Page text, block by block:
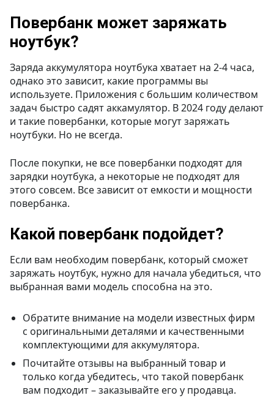
Повербанк может заряжать
ноутбук?
Заряда аккумулятора ноутбука хватает на 2-4 часа,
однако это зависит, какие программы вы
используете. Приложения с большим количеством
задач быстро садят аккамулятор. В 2024 году делают
и такие повербанки, которые могут заряжать
ноутбуки. Но не всегда.
После покупки, не все повербанки подходят для
зарядки ноутбука, а некоторые не подходят для
этого совсем. Все зависит от емкости и мощности
повербанка.
Какой повербанк подойдет?
Если вам необходим повербанк, который сможет
заряжать ноутбук, нужно для начала убедиться, что
выбранная вами модель способна на это.
Обратите внимание на модели известных фирм
с оригинальными деталями и качественными
комплектующими для аккумулятора.
Почитайте отзывы на выбранный товар и
только когда убедитесь, что такой повербанк
вам подходит – заказывайте его у продавца.